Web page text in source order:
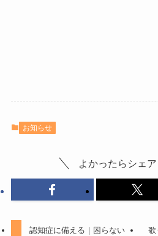
お知らせ
よかったらシェア
認知症に備える｜困らない
歌